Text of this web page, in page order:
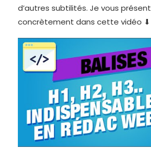
d’autres subtilités. Je vous
concrètement dans cette vidéo ⬇